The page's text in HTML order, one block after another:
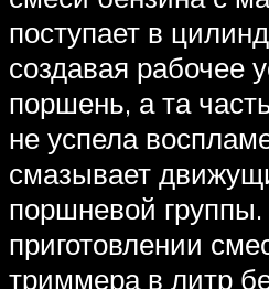
поступает в
создавая рабочее
поршень, а та
не успела
смазывает
поршневой
приготовлении
триммера в литр